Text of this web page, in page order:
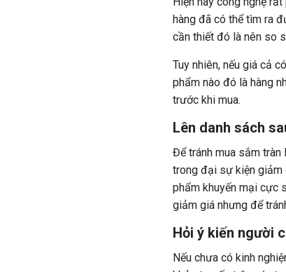
hàng đã có thể tìm ra
cần thiết đó là nên so
Tuy nhiên, nếu giá cả
phẩm nào đó là hàng
trước khi mua.
Lên danh sách
Để tránh mua sắm tràn
trong đại sự kiện giảm
phẩm khuyến mại cực
giảm giá nhưng để
Hỏi ý kiến người
Nếu chưa có kinh